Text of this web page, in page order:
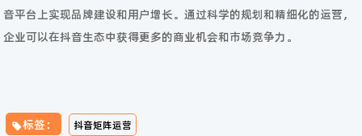
音平台上实现品牌建设和用户增长。通过科学的规划和精细化的运营，
企业可以在抖音生态中获得更多的商业机会和市场竞争力。
标签： 抖音矩阵运营